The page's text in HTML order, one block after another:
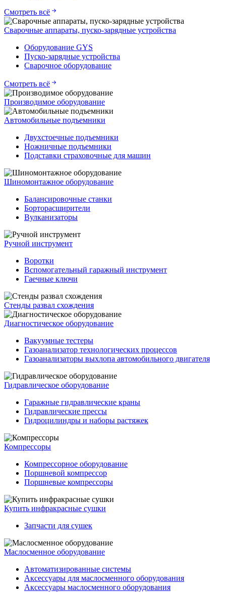
Смотреть всё
Сварочные аппараты, пуско-зарядные устройства
Оборудование GYS
Пуско-зарядные устройства
Сварочное оборудование
Смотреть всё
Производимое оборудование
Автомобильные подъемники
Двухстоечные подъемники
Ножничные подъемники
Подставки страховочные для машин
Шиномонтажное оборудование
Балансировочные станки
Борторасширители
Вулканизаторы
Ручной инструмент
Воротки
Вспомогательный гаражный инструмент
Гаечные ключи
Стенды развал схождения
Диагностическое оборудование
Вакуумные тестеры
Газоанализатор технологических процессов
Газоанализаторы выхлопа автомобильного двигателя
Гидравлическое оборудование
Гаражные гидравлические краны
Гидравлические прессы
Гидроцилиндры и наборы растяжек
Компрессоры
Компрессорное оборудование
Поршневой компрессор
Поршневые компрессоры
Купить инфракрасные сушки
Запчасти для сушек
Маслосменное оборудование
Автоматизированные системы
Аксессуары для маслосменного оборудования
Аксессуары маслосменного оборудования